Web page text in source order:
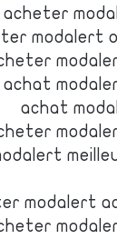
acheter
modalert
achat
achat
modalert